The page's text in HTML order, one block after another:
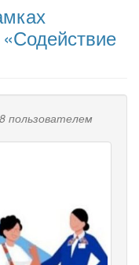
пользователем